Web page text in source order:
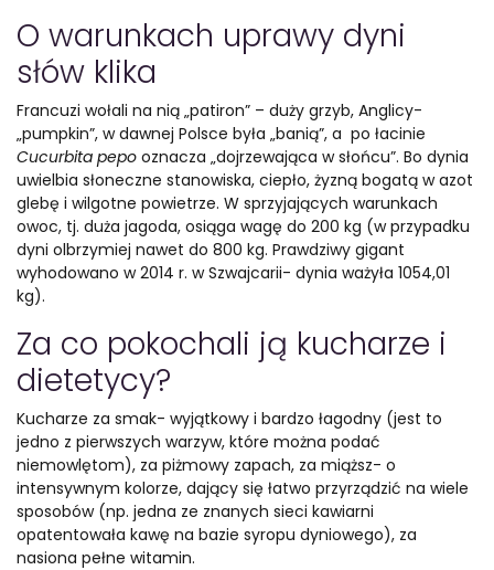
O warunkach uprawy dyni
słów klika
Francuzi wołali na nią „patiron” – duży grzyb, Anglicy-
„pumpkin”, w dawnej Polsce była „banią”, a po łacinie
Cucurbita pepo oznacza „dojrzewająca w słońcu”. Bo dynia
uwielbia słoneczne stanowiska, ciepło, żyzną bogatą w azot
glebę i wilgotne powietrze. W sprzyjających warunkach
owoc, tj. duża jagoda, osiąga wagę do 200 kg (w przypadku
dyni olbrzymiej nawet do 800 kg. Prawdziwy gigant
wyhodowano w 2014 r. w Szwajcarii- dynia ważyła 1054,01
kg).
Za co pokochali ją kucharze i
dietetycy?
Kucharze za smak- wyjątkowy i bardzo łagodny (jest to
jedno z pierwszych warzyw, które można podać
niemowlętom), za piżmowy zapach, za miąższ- o
intensywnym kolorze, dający się łatwo przyrządzić na wiele
sposobów (np. jedna ze znanych sieci kawiarni
opatentowała kawę na bazie syropu dyniowego), za
nasiona pełne witamin.